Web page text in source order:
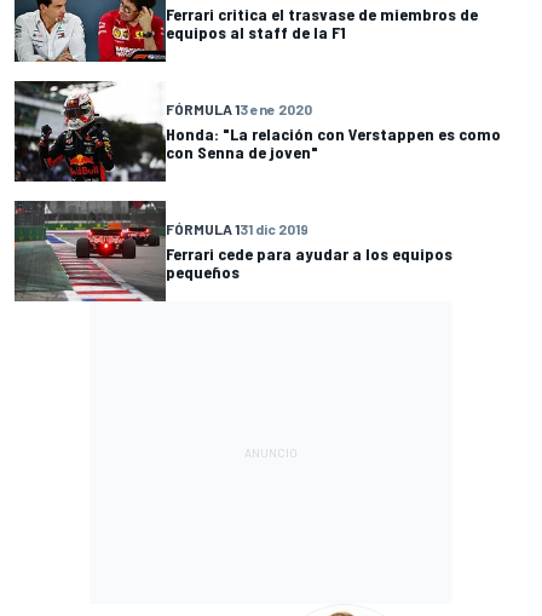
Ferrari critica el trasvase de miembros de
equipos al staff de la F1
FÓRMULA 13 ene 2020
Honda: "La relación con Verstappen es como
con Senna de joven"
FÓRMULA 131 dic 2019
Ferrari cede para ayudar a los equipos
pequeños